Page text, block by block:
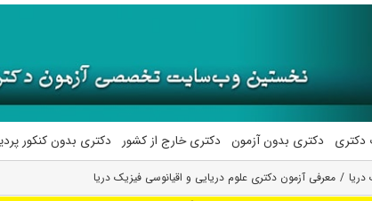
دکتری دکتری بدون آزمون دکتری خارج از کشور دکتری بدون کنکور
معرفی آزمون دکتری علوم دریایی و اقیانوسی فیزیک دریا